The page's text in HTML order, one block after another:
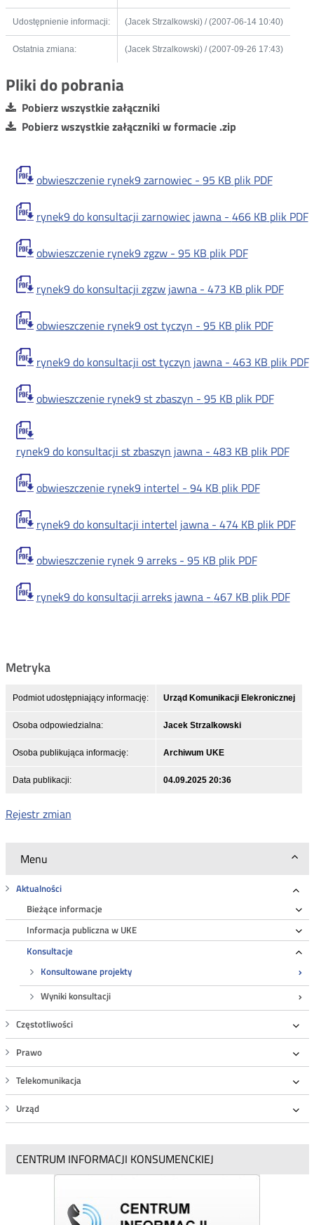
Menu
Aktualności
Bieżące informacje
Informacja publiczna w UKE
Konsultacje
Konsultowane projekty
Wyniki konsultacji
Częstotliwości
Prawo
Telekomunikacja
Urząd
CENTRUM INFORMACJI KONSUMENCKIEJ
Udostępnienie informacji: (Jacek Strzalkowski) / (2007-06-14 10:40)
Ostatnia zmiana: (Jacek Strzalkowski) / (2007-09-26 17:43)
Pliki do pobrania
Pobierz wszystkie załączniki
Pobierz wszystkie załączniki w formacie .zip
obwieszczenie rynek9 zarnowiec - 95 KB plik PDF
rynek9 do konsultacji zarnowiec jawna - 466 KB plik PDF
obwieszczenie rynek9 zgzw - 95 KB plik PDF
rynek9 do konsultacji zgzw jawna - 473 KB plik PDF
obwieszczenie rynek9 ost tyczyn - 95 KB plik PDF
rynek9 do konsultacji ost tyczyn jawna - 463 KB plik PDF
obwieszczenie rynek9 st zbaszyn - 95 KB plik PDF
rynek9 do konsultacji st zbaszyn jawna - 483 KB plik PDF
obwieszczenie rynek9 intertel - 94 KB plik PDF
rynek9 do konsultacji intertel jawna - 474 KB plik PDF
obwieszczenie rynek 9 arreks - 95 KB plik PDF
rynek9 do konsultacji arreks jawna - 467 KB plik PDF
Metryka
Podmiot udostępniający informację: Urząd Komunikacji Elekronicznej
Osoba odpowiedzialna: Jacek Strzalkowski
Osoba publikująca informację: Archiwum UKE
Data publikacji: 04.09.2025 20:36
Rejestr zmian